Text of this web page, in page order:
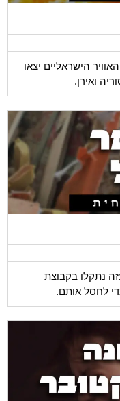
0220 כוחות חיל האוויר הישראליים יצאו
ואירן.
נתקלו בקבוצת
לחסל אותם.